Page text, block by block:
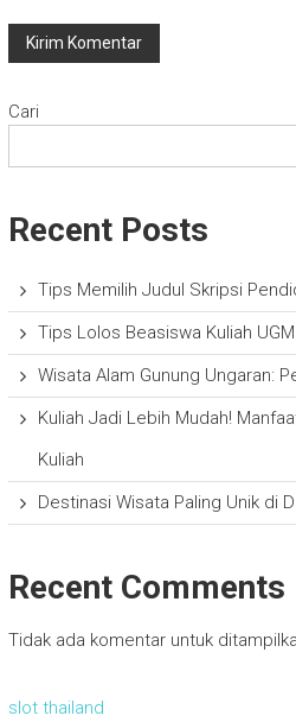
Cari
Recent Posts
Tips Memilih Judul Skripsi
Tips Lolos Beasiswa Kuliah
Wisata Alam Gunung Ungaran:
Kuliah Jadi Lebih Mudah!
Kuliah
Destinasi Wisata Paling Unik di
Recent Comments
Tidak ada komentar untuk
slot thailand